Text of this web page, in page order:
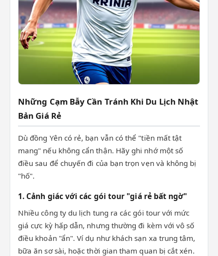
Những Cạm Bẫy Cần Tránh Khi Du Lịch Nhật
Bản Giá Rẻ
Dù đồng Yên có rẻ, bạn vẫn có thể "tiền mất tật
mang" nếu không cẩn thận. Hãy ghi nhớ một số
điều sau để chuyến đi của bạn trọn vẹn và không bị
"hố".
1. Cảnh giác với các gói tour "giá rẻ bất ngờ"
Nhiều công ty du lịch tung ra các gói tour với mức
giá cực kỳ hấp dẫn, nhưng thường đi kèm với vô số
điều khoản "ẩn". Ví dụ như khách sạn xa trung tâm,
bữa ăn sơ sài, hoặc thời gian tham quan bị cắt xén.